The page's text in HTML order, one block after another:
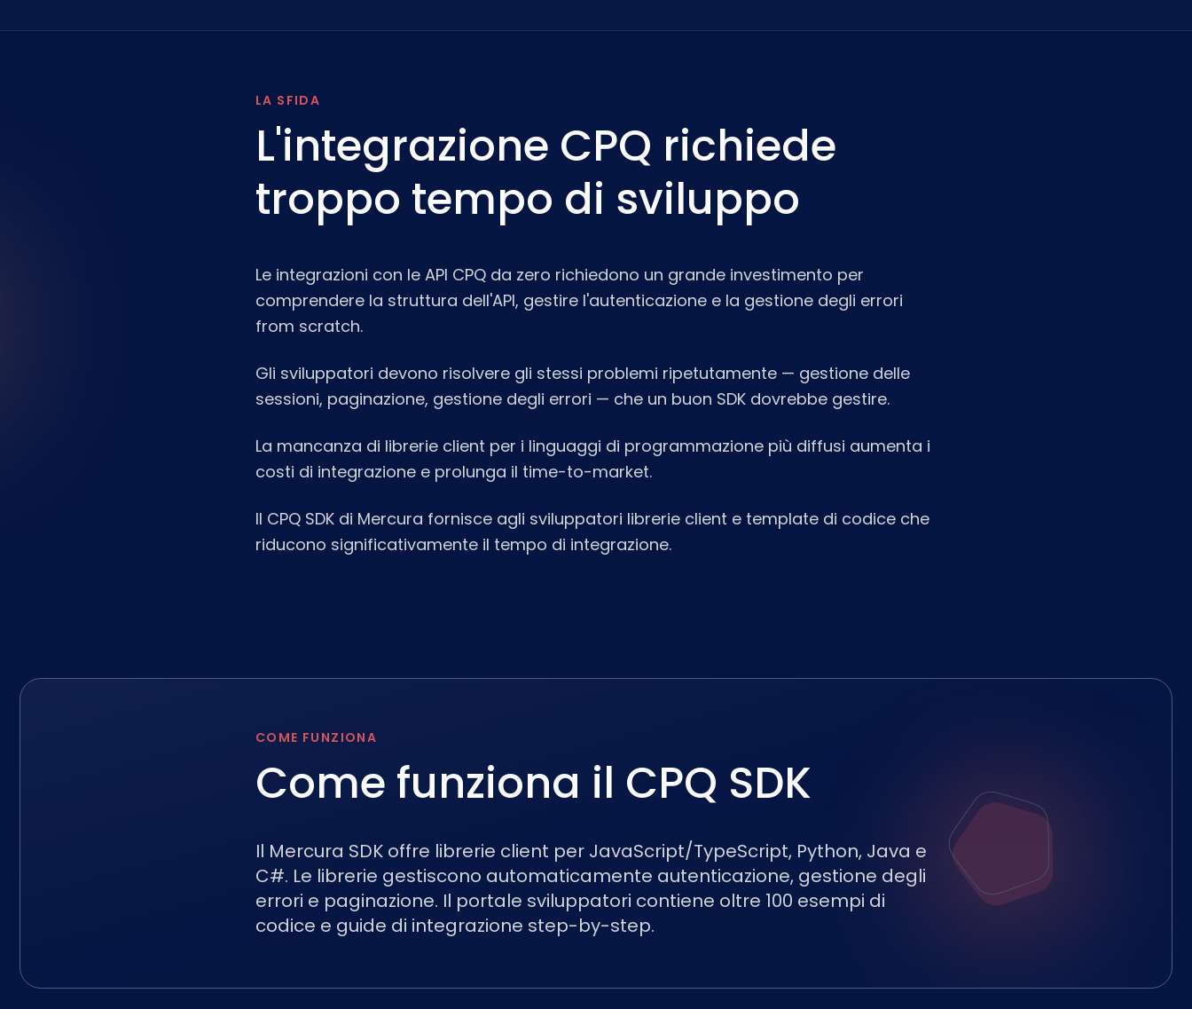
LA SFIDA
L'integrazione CPQ richiede
troppo tempo di sviluppo
Le integrazioni con le API CPQ da zero richiedono un grande investimento per
comprendere la struttura dell'API, gestire l'autenticazione e la gestione degli errori
from scratch.
Gli sviluppatori devono risolvere gli stessi problemi ripetutamente — gestione delle
sessioni, paginazione, gestione degli errori — che un buon SDK dovrebbe gestire.
La mancanza di librerie client per i linguaggi di programmazione più diffusi aumenta i
costi di integrazione e prolunga il time-to-market.
Il CPQ SDK di Mercura fornisce agli sviluppatori librerie client e template di codice che
riducono significativamente il tempo di integrazione.
COME FUNZIONA
Come funziona il CPQ SDK
Il Mercura SDK offre librerie client per JavaScript/TypeScript, Python, Java e
C#. Le librerie gestiscono automaticamente autenticazione, gestione degli
errori e paginazione. Il portale sviluppatori contiene oltre 100 esempi di
codice e guide di integrazione step-by-step.